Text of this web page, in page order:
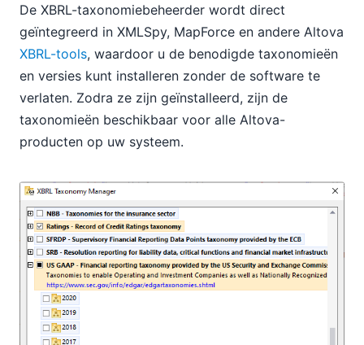
De XBRL-taxonomiebeheerder wordt direct
geïntegreerd in XMLSpy, MapForce en andere Altova
XBRL-tools, waardoor u de benodigde taxonomieën
en versies kunt installeren zonder de software te
verlaten. Zodra ze zijn geïnstalleerd, zijn de
taxonomieën beschikbaar voor alle Altova-
producten op uw systeem.